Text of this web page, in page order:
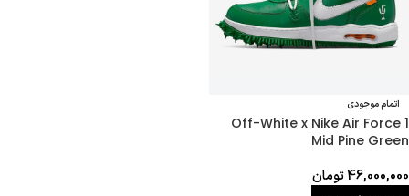
اتمام موجودی
Off-White x Nike Air Force 1
Mid Pine Green
46,000,000تومان